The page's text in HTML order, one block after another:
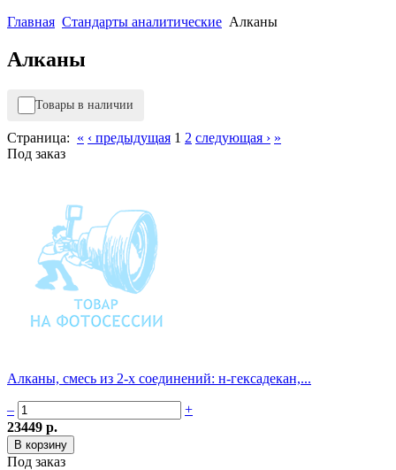
Главная Стандарты аналитические Алканы
Алканы
Товары в наличии
Страница: « ‹ предыдущая 1 2 следующая › »
Под заказ
Алканы, смесь из 2-х соединений: н-гексадекан,...
–
+
23449 р.
Под заказ